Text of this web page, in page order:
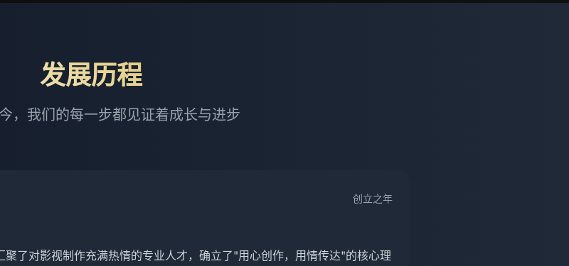
发展历程
，我们的每一步都见证着成长与进步
创立之年
了对影视制作充满热情的专业人才，确立了"用心创作，用情传达"的核心理